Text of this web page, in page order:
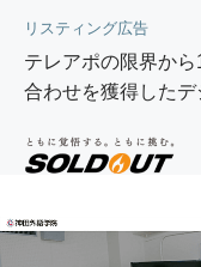
リスティング広告
テレアポの限界か
合わせを獲得した